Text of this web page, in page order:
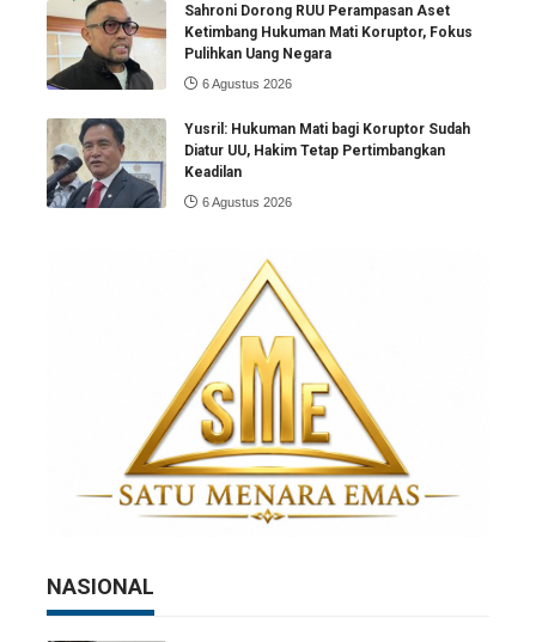
Sahroni Dorong RUU Perampasan Aset
Ketimbang Hukuman Mati Koruptor, Fokus
Pulihkan Uang Negara
6 Agustus 2026
Yusril: Hukuman Mati bagi Koruptor Sudah
Diatur UU, Hakim Tetap Pertimbangkan
Keadilan
6 Agustus 2026
NASIONAL